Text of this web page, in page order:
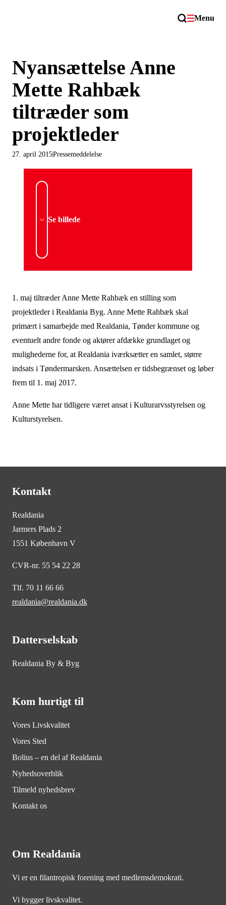
Menu
Nyansættelse Anne
Mette Rahbæk
tiltræder som
projektleder
Pressemeddelelse
27. april 2015
Se billede
1. maj tiltræder Anne Mette Rahbæk en stilling som
projektleder i Realdania Byg. Anne Mette Rahbæk skal
primært i samarbejde med Realdania, Tønder kommune og
eventuelt andre fonde og aktører afdække grundlaget og
mulighederne for, at Realdania iværksætter en samlet, større
indsats i Tøndermarsken. Ansættelsen er tidsbegrænset og løber
frem til 1. maj 2017.
Anne Mette har tidligere været ansat i Kulturarvsstyrelsen og
Kulturstyrelsen.
Kontakt
Realdania
Jarmers Plads 2
1551 København V
CVR-nr. 55 54 22 28
Tlf. 70 11 66 66
realdania@realdania.dk
Datterselskab
Realdania By & Byg
Kom hurtigt til
Vores Livskvalitet
Vores Sted
Bolius – en del af Realdania
Nyhedsoverblik
Tilmeld nyhedsbrev
Kontakt os
Om Realdania
Vi er en filantropisk forening med medlemsdemokrati.
Vi bygger livskvalitet.